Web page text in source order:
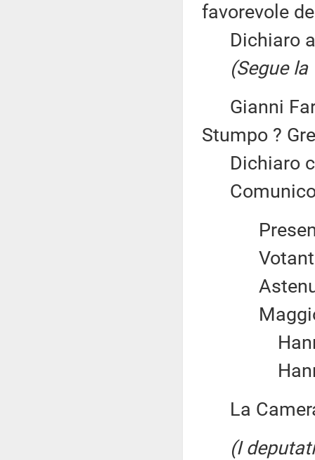
favorevole
Dichiaro
(Segue la
Gianni
Stumpo ?
Dichiaro
Comunico
Hanno
Hanno
La
(I